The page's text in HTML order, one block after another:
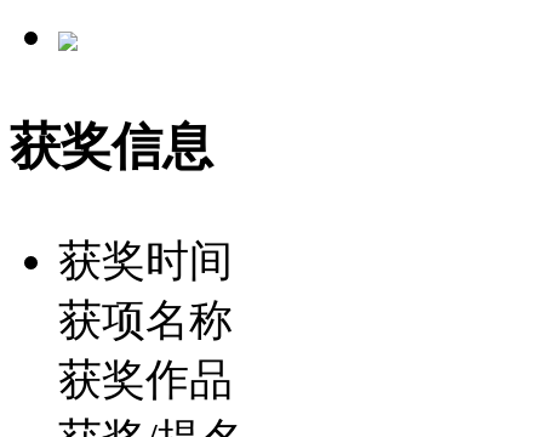
获奖信息
获奖时间
获项名称
获奖作品